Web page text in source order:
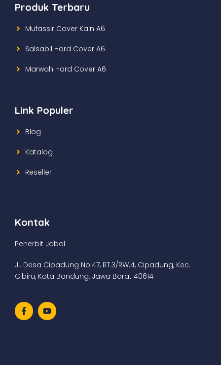
Produk Terbaru
Mufassir Cover Kain A6
Salsabil Hard Cover A6
Marwah Hard Cover A6
Link Populer
Blog
Katalog
Reseller
Kontak
Penerbit Jabal
Jl. Desa Cipadung No.47, RT.3/RW.4, Cipadung, Kec.
Cibiru, Kota Bandung, Jawa Barat 40614